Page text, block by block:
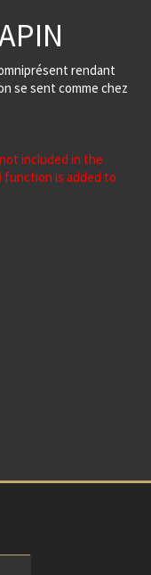
rendant
se sent comme chez
included in the
is added to